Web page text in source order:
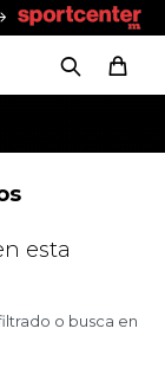
esta
o busca en